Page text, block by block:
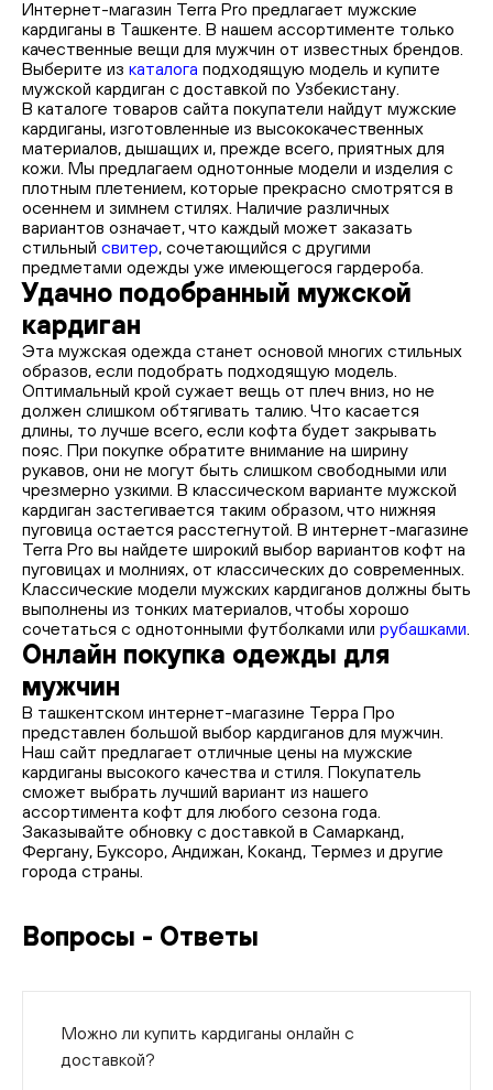
Интернет-магазин Terra Pro предлагает мужские
кардиганы в Ташкенте. В нашем ассортименте только
качественные вещи для мужчин от известных брендов.
Выберите из каталога подходящую модель и купите
мужской кардиган с доставкой по Узбекистану.
В каталоге товаров сайта покупатели найдут мужские
кардиганы, изготовленные из высококачественных
материалов, дышащих и, прежде всего, приятных для
кожи. Мы предлагаем однотонные модели и изделия с
плотным плетением, которые прекрасно смотрятся в
осеннем и зимнем стилях. Наличие различных
вариантов означает, что каждый может заказать
стильный свитер, сочетающийся с другими
предметами одежды уже имеющегося гардероба.
Удачно подобранный мужской
кардиган
Эта мужская одежда станет основой многих стильных
образов, если подобрать подходящую модель.
Оптимальный крой сужает вещь от плеч вниз, но не
должен слишком обтягивать талию. Что касается
длины, то лучше всего, если кофта будет закрывать
пояс. При покупке обратите внимание на ширину
рукавов, они не могут быть слишком свободными или
чрезмерно узкими. В классическом варианте мужской
кардиган застегивается таким образом, что нижняя
пуговица остается расстегнутой. В интернет-магазине
Terra Pro вы найдете широкий выбор вариантов кофт на
пуговицах и молниях, от классических до современных.
Классические модели мужских кардиганов должны быть
выполнены из тонких материалов, чтобы хорошо
сочетаться с однотонными футболками или рубашками.
Онлайн покупка одежды для
мужчин
В ташкентском интернет-магазине Терра Про
представлен большой выбор кардиганов для мужчин.
Наш сайт предлагает отличные цены на мужские
кардиганы высокого качества и стиля. Покупатель
сможет выбрать лучший вариант из нашего
ассортимента кофт для любого сезона года.
Заказывайте обновку с доставкой в Самарканд,
Фергану, Буксоро, Андижан, Коканд, Термез и другие
города страны.
Вопросы - Ответы
Можно ли купить кардиганы онлайн с
доставкой?